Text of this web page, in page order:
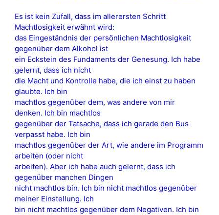
Es ist kein Zufall, dass im allerersten Schritt
Machtlosigkeit erwähnt wird:
das Eingeständnis der persönlichen Machtlosigkeit
gegenüber dem Alkohol ist
ein Eckstein des Fundaments der Genesung. Ich habe
gelernt, dass ich nicht
die Macht und Kontrolle habe, die ich einst zu haben
glaubte. Ich bin
machtlos gegenüber dem, was andere von mir
denken. Ich bin machtlos
gegenüber der Tatsache, dass ich gerade den Bus
verpasst habe. Ich bin
machtlos gegenüber der Art, wie andere im Programm
arbeiten (oder nicht
arbeiten). Aber ich habe auch gelernt, dass ich
gegenüber manchen Dingen
nicht machtlos bin. Ich bin nicht machtlos gegenüber
meiner Einstellung. Ich
bin nicht machtlos gegenüber dem Negativen. Ich bin